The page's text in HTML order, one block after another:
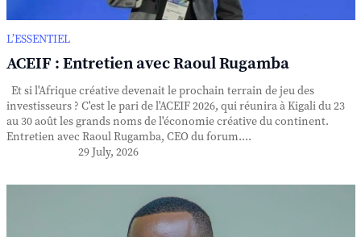
L’ESSENTIEL
ACEIF : Entretien avec Raoul Rugamba
Et si l'Afrique créative devenait le prochain terrain de jeu des
investisseurs ? C'est le pari de l'ACEIF 2026, qui réunira à Kigali du 23
au 30 août les grands noms de l'économie créative du continent.
Entretien avec Raoul Rugamba, CEO du forum....
29 July, 2026